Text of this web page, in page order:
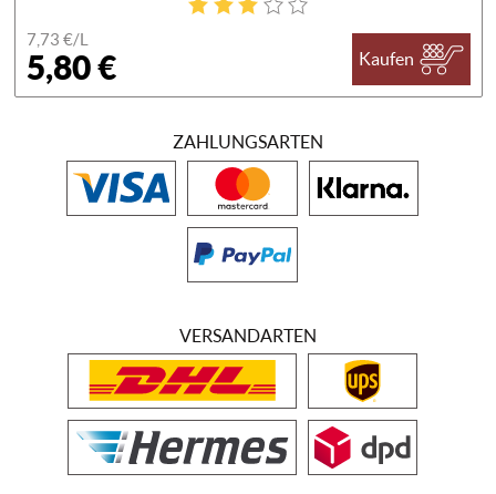
7,73 €/L
5,80 € Kaufen
ZAHLUNGSARTEN
VERSANDARTEN